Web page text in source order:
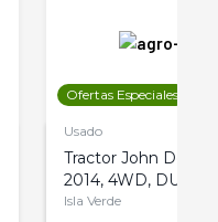
Ofertas Especiales
Usado
Tractor John Deere
2014, 4WD, DUAL
Isla Verde